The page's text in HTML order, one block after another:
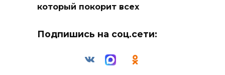
который покорит всех
Подпишись на соц.сети: